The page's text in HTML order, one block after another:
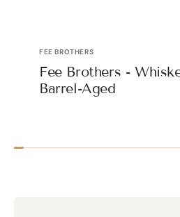
Producent:
FEE BROTHERS
Fee Brothers -
Barrel-Aged